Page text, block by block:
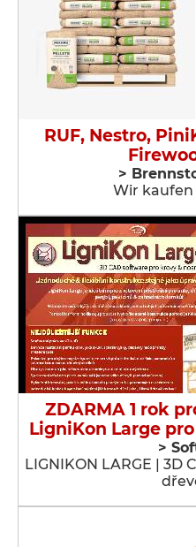
RUF, Nestro,
>
Wir
ZDARMA 1 rok
LigniKon Large
>
LIGNIKON LARGE | 3D